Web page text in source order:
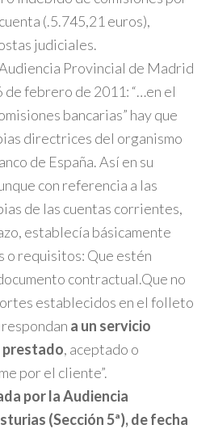
(.5.745,21 euros),
judiciales.
Provincial de Madrid
de febrero de 2011: “…en el
bancarias” hay que
directrices del organismo
de España. Así en su
con referencia a las
de las cuentas corrientes,
establecía básicamente
o requisitos: Que estén
contractual.Que no
establecidos en el folleto
a un servicio
, aceptado o
por el cliente”.
por la Audiencia
(Sección 5ª), de fecha